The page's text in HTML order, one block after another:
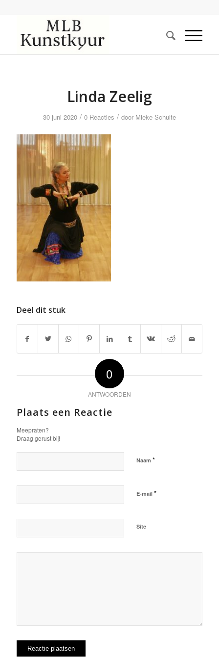
Linda Zeelig
30 juni 2020 / 0 Reacties / door Mieke Schulte
Deel dit stuk
0
ANTWOORDEN
Plaats een Reactie
Meepraten?
Draag gerust bij!
Naam *
E-mail *
Site